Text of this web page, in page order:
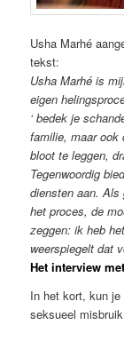
Usha Marhé
tekst:
Usha Marhé is
eigen
‘ bedek je
familie, maar ook
bloot te leggen,
Tegenwoordig
diensten aan. Als
het proces, de
zeggen: ik heb
weerspiegelt dat
Het interview
In het kort, kun
seksueel